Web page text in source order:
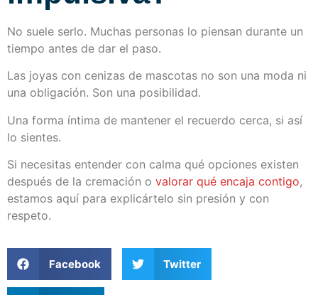
No suele serlo. Muchas personas lo piensan durante un
tiempo antes de dar el paso.
Las joyas con cenizas de mascotas no son una moda ni
una obligación. Son una posibilidad.
Una forma íntima de mantener el recuerdo cerca, si así
lo sientes.
Si necesitas entender con calma qué opciones existen
después de la cremación o valorar qué encaja contigo,
estamos aquí para explicártelo sin presión y con
respeto.
Facebook Twitter